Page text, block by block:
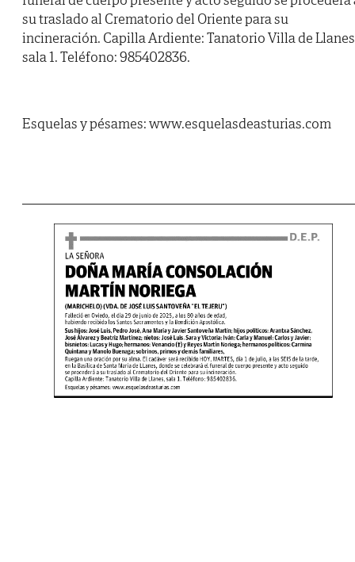
su traslado al Crematorio del Oriente para su
incineración. Capilla Ardiente: Tanatorio Villa de
sala 1. Teléfono: 985402836.
Esquelas y pésames: www.esquelasdeasturias.com